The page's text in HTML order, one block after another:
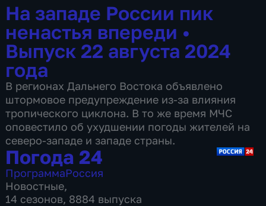
На западе России пик
ненастья впереди •
Выпуск 22 августа 2024
года
В регионах Дальнего Востока объявлено
штормовое предупреждение из-за влияния
тропического циклона. В то же время МЧС
оповестило об ухудшении погоды жителей на
северо-западе и западе страны.
Погода 24
ПрограммаРоссия
Новостные,
14 сезонов, 8884 выпуска